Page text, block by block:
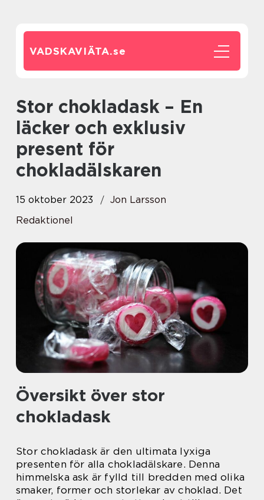
VADSKAVIÄTA.se
Stor chokladask – En
läcker och exklusiv
present för
chokladälskaren
15 oktober 2023
Jon Larsson
Redaktionel
Översikt över stor
chokladask
Stor chokladask är den ultimata lyxiga
presenten för alla chokladälskare. Denna
himmelska ask är fylld till bredden med olika
smaker, former och storlekar av choklad. Det